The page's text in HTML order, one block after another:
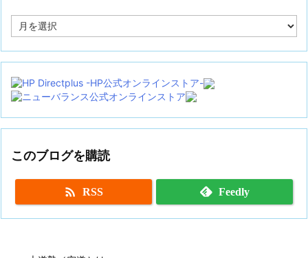
ー
イ
このブログを購読
 RSS Feedly